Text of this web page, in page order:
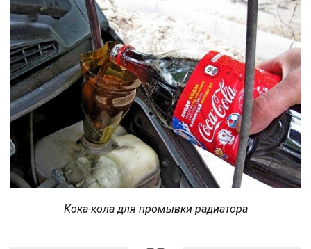
Кока-кола для промывки радиатора